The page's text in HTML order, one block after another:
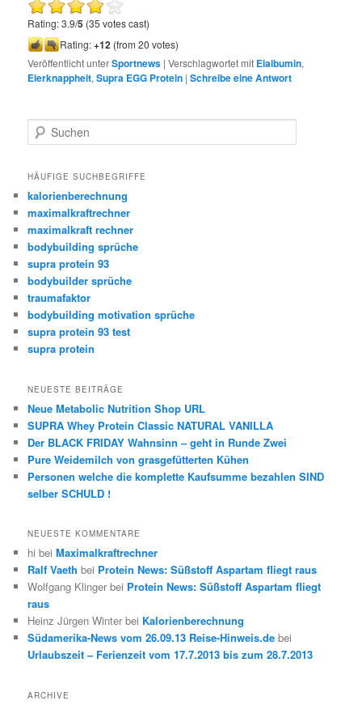
Rating: 3.9/5 (35 votes cast)
Rating:+12 (from 20 votes)
Veröffentlicht unterSportnews |Verschlagwortet mit Eialbumin,
Eierknappheit,Supra EGG Protein |Schreibe eine Antwort
u
h
n
HÄUFIGE SUCHBEGRIFFE
kalorienberechnung
maximalkraftrechner
maximalkraft rechner
bodybuilding sprüche
supra protein 93
bodybuilder sprüche
traumafaktor
bodybuilding motivation sprüche
supra protein 93 test
supra protein
NEUESTE BEITRÄGE
Neue Metabolic Nutrition Shop URL
SUPRA Whey Protein Classic NATURAL VANILLA
Der BLACK FRIDAY Wahnsinn – geht in Runde Zwei
Pure Weidemilch von grasgefütterten Kühen
Personen welche die komplette Kaufsumme bezahlen SIND
selber SCHULD !
NEUESTE KOMMENTARE
hi beiMaximalkraftrechner
Ralf Vaeth bei Protein News: Süßstoff Aspartam fliegt raus
Wolfgang Klinger bei Protein News: Süßstoff Aspartam fliegt
raus
Heinz Jürgen Winter bei Kalorienberechnung
Südamerika-News vom 26.09.13 Reise-Hinweis.de bei
Urlaubszeit – Ferienzeit vom 17.7.2013 bis zum 28.7.2013
ARCHIVE